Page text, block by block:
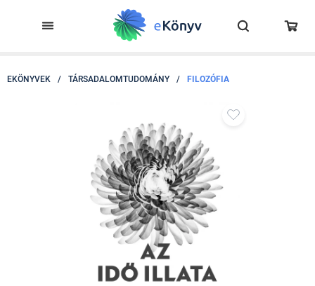
EKÖNYVEK / TÁRSADALOMTUDOMÁNY / FILOZÓFIA